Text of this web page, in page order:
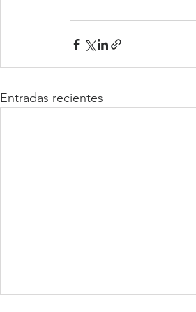
Entradas recientes